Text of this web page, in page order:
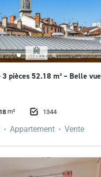
pièces 52.18 m² – Belle vue
m² 1344
Appartement Vente